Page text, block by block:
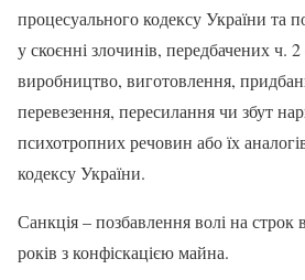
процесуального кодексу України та
у скоєнні злочинів, передбачених ч.
виробництво, виготовлення,
перевезення, пересилання чи збут
психотропних речовин або їх
кодексу України.
Санкція – позбавлення волі на строк
років з конфіскацією майна.